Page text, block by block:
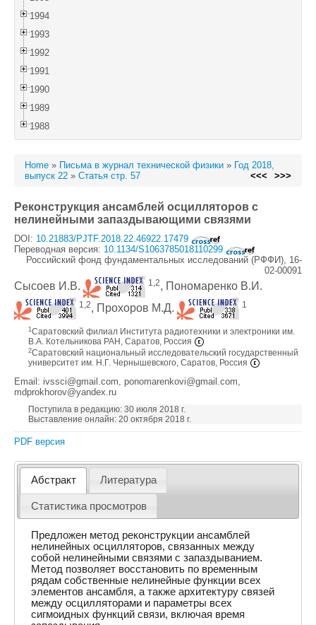
1994
1993
1992
1991
1990
1989
1988
Home » Письма в журнал технической физики » Год 2018,
выпуск 22 » Статья стр. 57 <<< >>>
Реконструкция ансамблей осцилляторов с
нелинейными запаздывающими связями
DOI: 10.21883/PJTF.2018.22.46922.17479
Переводная версия: 10.1134/S1063785018110299
Российский фонд фундаментальных исследований (РФФИ), 16-
02-00091
Сысоев И.В. 1,2, Пономаренко В.И.
1,2, Прохоров М.Д. 1
1 Саратовский филиал Института радиотехники и электроники им.
В.А. Котельникова РАН, Саратов, Россия
2Саратовский национальный исследовательский государственный
университет им. Н.Г. Чернышевского, Саратов, Россия
Email: ivssci@gmail.com, ponomarenkovi@gmail.com,
mdprokhorov@yandex.ru
Поступила в редакцию: 30 июля 2018 г.
Выставление онлайн: 20 октября 2018 г.
PDF версия
Абстракт Литература
Статистика просмотров
Предложен метод реконструкции ансамблей
нелинейных осцилляторов, связанных между
собой нелинейными связями с запаздыванием.
Метод позволяет восстановить по временным
рядам собственные нелинейные функции всех
элементов ансамбля, а также архитектуру связей
между осцилляторами и параметры всех
сигмоидных функций связи, включая время